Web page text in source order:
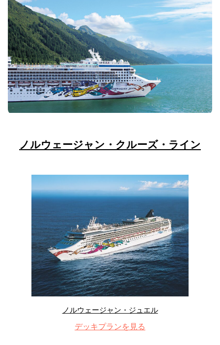
ノルウェージャン・クルーズ・ライン
ノルウェージャン・ジュエル
デッキプランを見る